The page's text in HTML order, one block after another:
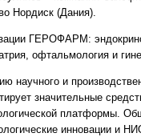
Нордиск (Дания).
ГЕРОФАРМ:
офтальмология и
научного и
значительные
платформы.
инновации и